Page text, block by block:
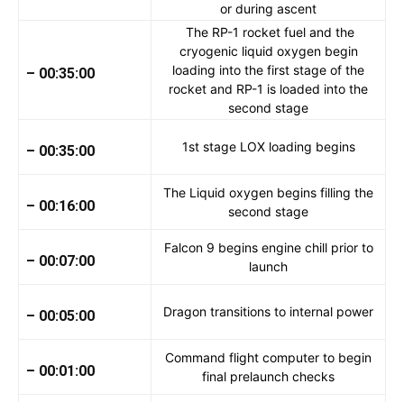
or during ascent
– 00:35:00
The RP-1 rocket fuel and the
cryogenic liquid oxygen begin
loading into the first stage of the
rocket and RP-1 is loaded into the
second stage
– 00:35:00 1st stage LOX loading begins
– 00:16:00
The Liquid oxygen begins filling the
second stage
– 00:07:00
Falcon 9 begins engine chill prior to
launch
– 00:05:00 Dragon transitions to internal power
– 00:01:00
Command flight computer to begin
final prelaunch checks